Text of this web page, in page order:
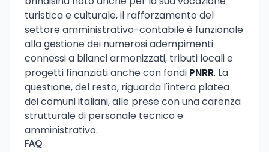
turistica e culturale, il rafforzamento del
settore amministrativo-contabile è funzionale
alla gestione dei numerosi adempimenti
connessi a bilanci armonizzati, tributi locali e
progetti finanziati anche con fondi PNRR. La
questione, del resto, riguarda l'intera platea
dei comuni italiani, alle prese con una carenza
strutturale di personale tecnico e
amministrativo.
FAQ